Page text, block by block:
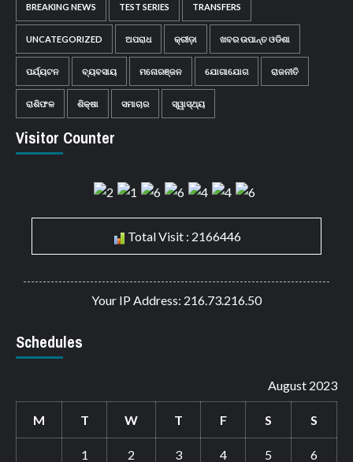
BREAKING NEWS TEST SERIES TRANSFERS
UNCATEGORIZED ଅପରାଧ କ୍ରୀଡ଼ା ଖବର ଉପାନ୍ତ ଓଡିଶା
ପର୍ଯ୍ୟଟନ ବ୍ୟବସାୟ ମନୋରଞ୍ଜନ ଯୋଗାଯୋଗ ରାଜନୀତି
ରାଶିଫଳ ଶିକ୍ଷା ସମାଚାର ସ୍ୱାସ୍ଥ୍ୟ
Visitor Counter
Total Visit : 2166446
Your IP Address: 216.73.216.50
Schedules
August 2023
M T W T F S S
1 2 3 4 5 6